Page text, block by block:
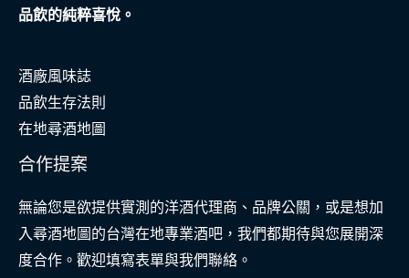
品飲的純粹喜悅。
酒廠風味誌
品飲生存法則
在地尋酒地圖
合作提案
無論您是欲提供實測的洋酒代理商、品牌公關，或是想加
入尋酒地圖的台灣在地專業酒吧，我們都期待與您展開深
度合作。歡迎填寫表單與我們聯絡。